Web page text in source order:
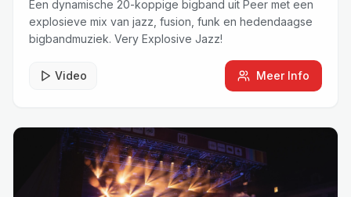
Een dynamische 20-koppige bigband uit Peer met een
explosieve mix van jazz, fusion, funk en hedendaagse
bigbandmuziek. Very Explosive Jazz!
Video Meer Info